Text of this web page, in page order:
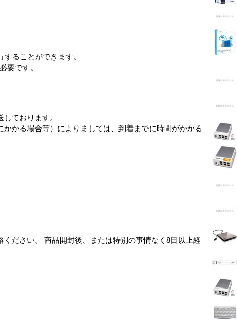
ることができます。
要です。
ております。
かる場合等）によりましては、到着までに時間がかかる
ださい。 商品開封後、または特別の事情なく8日以上経